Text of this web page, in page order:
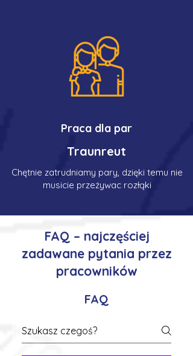
Praca dla par
Traunreut
Chętnie zatrudniamy pary, dzięki temu nie
musicie przeżywac rozłąki
FAQ – najczęściej
zadawane pytania przez
pracowników
FAQ